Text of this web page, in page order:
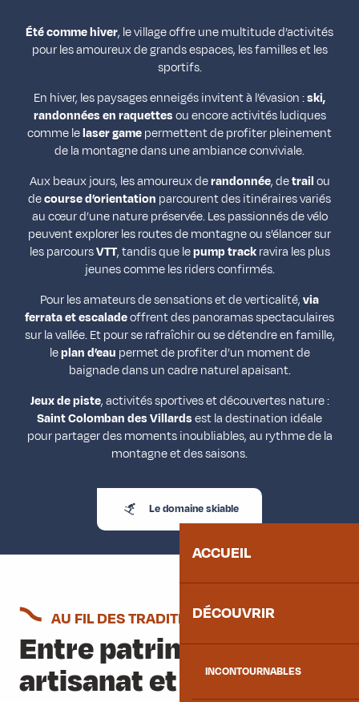
ACCUEIL
DÉCOUVRIR
INCONTOURNABLES
Été comme hiver, le village offre une multitude d’activités
pour les amoureux de grands espaces, les familles et les
sportifs.
En hiver, les paysages enneigés invitent à l’évasion :ski,
randonnées en raquettesou encore activités ludiques
comme lelaser gamepermettent de profiter pleinement
de la montagne dans une ambiance conviviale.
Aux beaux jours, les amoureux derandonnée, detrailou
decourse d’orientation parcourent des itinéraires variés
au cœur d’une nature préservée. Les passionnés de vélo
peuvent explorer les routes de montagne ou s’élancer sur
les parcoursVTT, tandis que lepump trackravira les plus
jeunes comme les riders confirmés.
Pour les amateurs de sensations et de verticalité,via
ferrata et escaladeoffrent des panoramas spectaculaires
sur la vallée. Et pour se rafraîchir ou se détendre en famille,
leplan d’eau permet de profiter d’un moment de
baignade dans un cadre naturel apaisant.
Jeux de piste, activités sportives et découvertes nature :
Saint Colomban des Villardsest la destination idéale
pour partager des moments inoubliables, au rythme de la
montagne et des saisons.
Le domaine skiable
AU FIL DES TRADITIONS
Entre patrimoine,
artisanat et agriculture